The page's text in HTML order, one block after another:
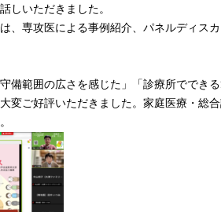
しいただきました。
、専攻医による事例紹介、パネルディス
備範囲の広さを感じた」「診療所ででき
変ご好評いただきました。家庭医療・総